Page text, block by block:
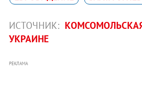
ИСТОЧНИК:
УКРАИНЕ
РЕКЛАМА